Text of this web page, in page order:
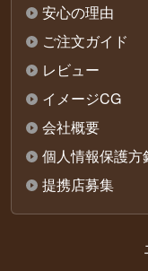
安心の理由
ご注文ガイド
レビュー
イメージCG
会社概要
個人情報保護方
提携店募集